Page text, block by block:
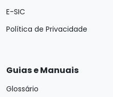
E-SIC
Política de Privacidade
Guias e Manuais
Glossário